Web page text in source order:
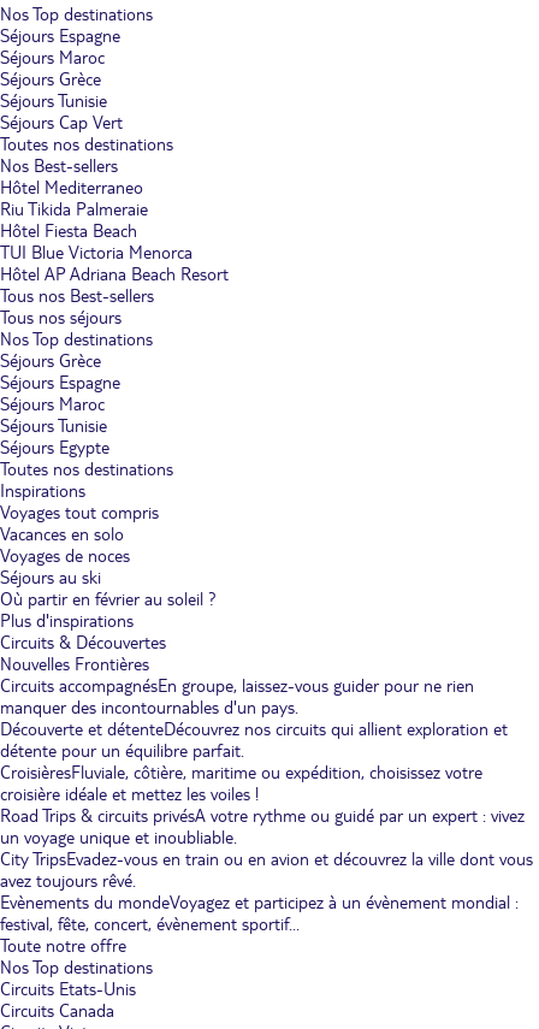
Nos Top destinations
Séjours Espagne
Séjours Maroc
Séjours Grèce
Séjours Tunisie
Séjours Cap Vert
Toutes nos destinations
Nos Best-sellers
Hôtel Mediterraneo
Riu Tikida Palmeraie
Hôtel Fiesta Beach
TUI Blue Victoria Menorca
Hôtel AP Adriana Beach Resort
Tous nos Best-sellers
Tous nos séjours
Nos Top destinations
Séjours Grèce
Séjours Espagne
Séjours Maroc
Séjours Tunisie
Séjours Egypte
Toutes nos destinations
Inspirations
Voyages tout compris
Vacances en solo
Voyages de noces
Séjours au ski
Où partir en février au soleil ?
Plus d'inspirations
Circuits & Découvertes
Nouvelles Frontières
Circuits accompagnésEn groupe, laissez-vous guider pour ne rien
manquer des incontournables d'un pays.
Découverte et détenteDécouvrez nos circuits qui allient exploration et
détente pour un équilibre parfait.
CroisièresFluviale, côtière, maritime ou expédition, choisissez votre
croisière idéale et mettez les voiles !
Road Trips & circuits privésA votre rythme ou guidé par un expert : vivez
un voyage unique et inoubliable.
City TripsEvadez-vous en train ou en avion et découvrez la ville dont vous
avez toujours rêvé.
Evènements du mondeVoyagez et participez à un évènement mondial :
festival, fête, concert, évènement sportif...
Toute notre offre
Nos Top destinations
Circuits Etats-Unis
Circuits Canada